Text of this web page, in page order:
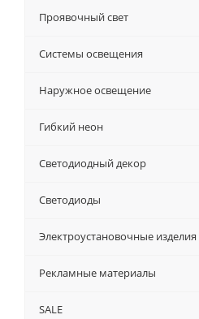
Проявочный свет
Системы освещения
Наружное освещение
Гибкий неон
Светодиодный декор
Светодиоды
Электроустановочные изделия
Рекламные материалы
SALE